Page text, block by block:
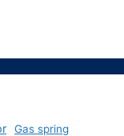
Gas spring